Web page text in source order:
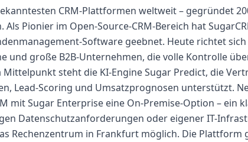
CRM-Plattformen weltweit – gegründet
Pionier im Open-Source-CRM-Bereich hat
Software geebnet. Heute richtet
und große B2B-Unternehmen, die volle Kontrolle
Mittelpunkt steht die KI-Engine Sugar Predict, die
Lead-Scoring und Umsatzprognosen unterstützt.
mit Sugar Enterprise eine On-Premise-Option – ein
Datenschutzanforderungen oder eigener IT-
Rechenzentrum in Frankfurt möglich. Die Plattform